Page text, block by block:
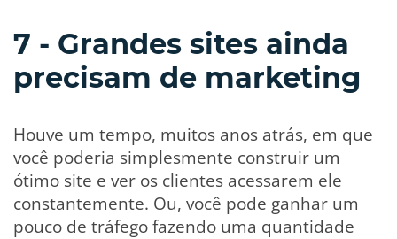
7 - Grandes sites ainda
precisam de marketing
Houve um tempo, muitos anos atrás, em que
você poderia simplesmente construir um
ótimo site e ver os clientes acessarem ele
constantemente. Ou, você pode ganhar um
pouco de tráfego fazendo uma quantidade